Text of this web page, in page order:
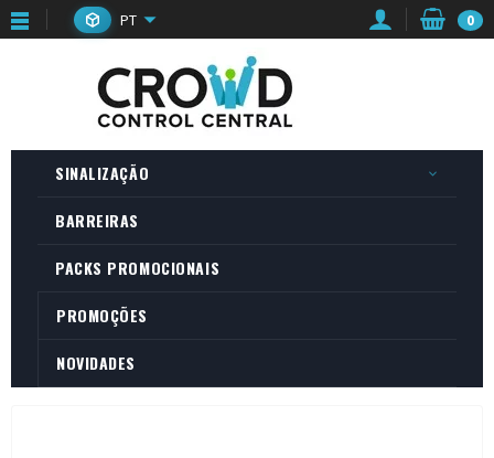
PT 0
SINALIZAÇÃO
BARREIRAS
PACKS PROMOCIONAIS
PROMOÇÕES
NOVIDADES